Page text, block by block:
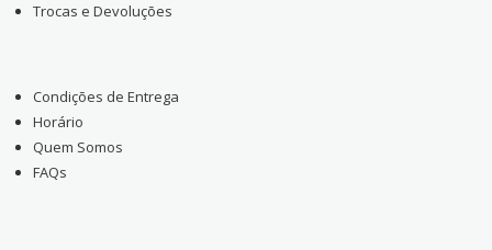
Trocas e Devoluções
Condições de Entrega
Horário
Quem Somos
FAQs